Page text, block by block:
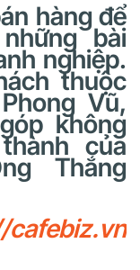
hàng để
bài
nghiệp.
thuộc
Vũ,
không
của
Thắng